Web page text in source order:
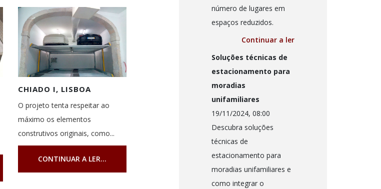
CHIADO I, LISBOA
O projeto tenta respeitar ao
máximo os elementos
construtivos originais, como...
CONTINUAR A LER...
número de lugares em
espaços reduzidos.
Continuar a ler
Soluções técnicas de
estacionamento para
moradias
unifamiliares
19/11/2024, 08:00
Descubra soluções
técnicas de
estacionamento para
moradias unifamiliares e
como integrar o